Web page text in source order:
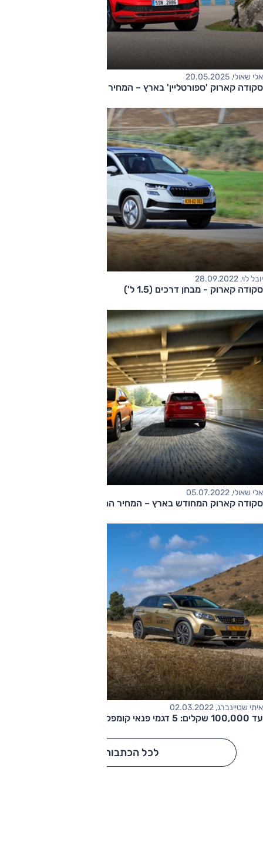
אלי שאולי, 20.05.2025
סקודה קארוק 'ספורטליין' בארץ – המחיר החל מ-200,000 שקלים
יובל לוי, 28.09.2022
סקודה קארוק - מבחן דרכים (1.5 ל')
אלי שאולי, 05.07.2022
סקודה קארוק המחודש בארץ – המחיר החל מ-168,500 שקלים
איתי שטיינברג, 02.03.2022
עד 100,000 שקלים: 5 דגמי פנאי קומפקטיים מומלצים
לכל הכתבות